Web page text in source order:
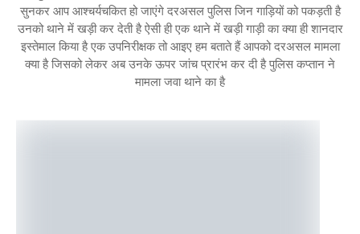
सुनकर आप आश्चर्यचकित हो जाएंगे दरअसल पुलिस जिन गाड़ियों को पकड़ती है
उनको थाने में खड़ी कर देती है ऐसी ही एक थाने में खड़ी गाड़ी का क्या ही शानदार
इस्तेमाल किया है एक उपनिरीक्षक तो आइए हम बताते हैं आपको दरअसल मामला
क्या है जिसको लेकर अब उनके ऊपर जांच प्रारंभ कर दी है पुलिस कप्तान ने
मामला जवा थाने का है